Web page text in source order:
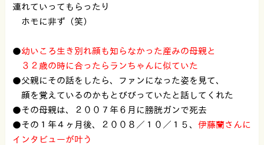
連れていってもらったり
ホモに非ず（笑）
●幼いころ生き別れ顔も知らなかった産みの母親と
３２歳の時に合ったらランちゃんに似ていた
●父親にその話をしたら、ファンになった姿を見て、
顔を覚えているのかもとびびっていたと話してくれた
●その母親は、２００７年６月に膀胱ガンで死去
●その１年４ヶ月後、２００８／１０／１５、 伊藤蘭さんに
インタビューが叶う